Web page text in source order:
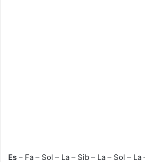
Es – Fa – Sol – La – Sib – La – Sol – La